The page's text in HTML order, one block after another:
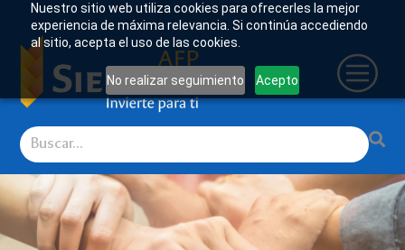
Nuestro sitio web utiliza cookies para ofrecerles la mejor
experiencia de máxima relevancia. Si continúa accediendo
al sitio, acepta el uso de las cookies.
No realizar seguimiento Acepto